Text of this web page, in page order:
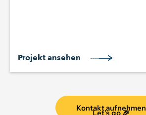
Projekt ansehen
Kontakt aufnehmen
Let's go 🎉